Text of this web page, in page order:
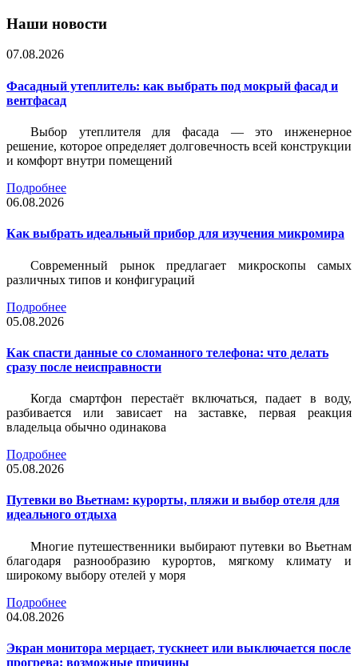
Наши новости
07.08.2026
Фасадный утеплитель: как выбрать под мокрый фасад и
вентфасад
Выбор утеплителя для фасада — это инженерное
решение, которое определяет долговечность всей конструкции
и комфорт внутри помещений
Подробнее
06.08.2026
Как выбрать идеальный прибор для изучения микромира
Современный рынок предлагает микроскопы самых
различных типов и конфигураций
Подробнее
05.08.2026
Как спасти данные со сломанного телефона: что делать
сразу после неисправности
Когда смартфон перестаёт включаться, падает в воду,
разбивается или зависает на заставке, первая реакция
владельца обычно одинакова
Подробнее
05.08.2026
Путевки во Вьетнам: курорты, пляжи и выбор отеля для
идеального отдыха
Многие путешественники выбирают путевки во Вьетнам
благодаря разнообразию курортов, мягкому климату и
широкому выбору отелей у моря
Подробнее
04.08.2026
Экран монитора мерцает, тускнеет или выключается после
прогрева: возможные причины